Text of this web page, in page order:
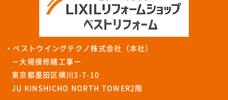
・ベストウイングテクノ株式会社（本社）
－大規模修繕工事ー
東京都墨田区横川3-7-10
JU KINSHICHO NORTH TOWER2階